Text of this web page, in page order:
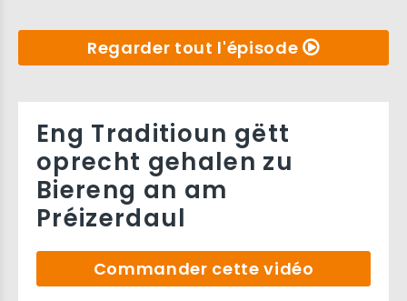
Regarder tout l'épisode
Eng Traditioun gëtt
oprecht gehalen zu
Biereng an am
Préizerdaul
Commander cette vidéo